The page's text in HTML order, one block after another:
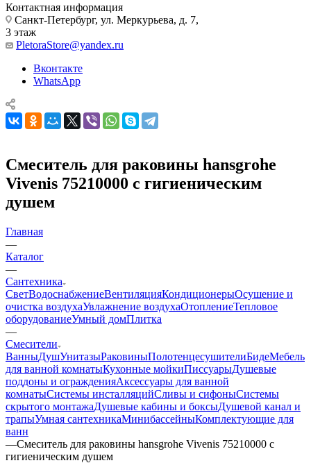
Контактная информация
Санкт-Петербург, ул. Меркурьева, д. 7,
3 этаж
PletoraStore@yandex.ru
Вконтакте
WhatsApp
Смеситель для раковины hansgrohe
Vivenis 75210000 с гигиеническим
душем
Главная
—
Каталог
—
Сантехника
СветВодоснабжениеВентиляцияКондиционерыОсушение и
очистка воздухаУвлажнение воздухаОтоплениеТепловое
оборудованиеУмный домПлитка
—
Смесители
ВанныДушУнитазыРаковиныПолотенцесушителиБидеМебель
для ванной комнатыКухонные мойкиПиссуарыДушевые
поддоны и огражденияАксессуары для ванной
комнатыСистемы инсталляцийСливы и сифоныСистемы
скрытого монтажаДушевые кабины и боксыДушевой канал и
трапыУмная сантехникаМинибассейныКомплектующие для
ванн
—Смеситель для раковины hansgrohe Vivenis 75210000 с
гигиеническим душем